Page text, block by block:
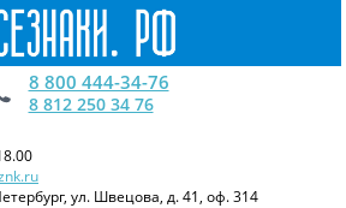
8 800 444-34-76
8 812 250 34 76
ул. Швецова, д. 41, оф. 314